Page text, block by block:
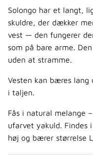
Solongo har et langt,
skuldre, der dækker
vest — den fungerer
som på bare arme.
uden at stramme.
Vesten kan bæres
i taljen.
Fås i natural melange
ufarvet yakuld. Findes
høj og bærer størrelse